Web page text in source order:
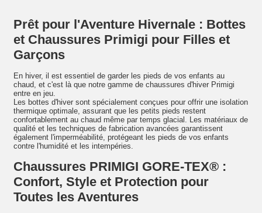
Prêt pour l'Aventure Hivernale : Bottes
et Chaussures Primigi pour Filles et
Garçons
En hiver, il est essentiel de garder les pieds de vos enfants au
chaud, et c'est là que notre gamme de chaussures d'hiver Primigi
entre en jeu.
Les bottes d'hiver sont spécialement conçues pour offrir une isolation
thermique optimale, assurant que les petits pieds restent
confortablement au chaud même par temps glacial. Les matériaux de
qualité et les techniques de fabrication avancées garantissent
également l'imperméabilité, protégeant les pieds de vos enfants
contre l'humidité et les intempéries.
Chaussures PRIMIGI GORE-TEX® :
Confort, Style et Protection pour
Toutes les Aventures